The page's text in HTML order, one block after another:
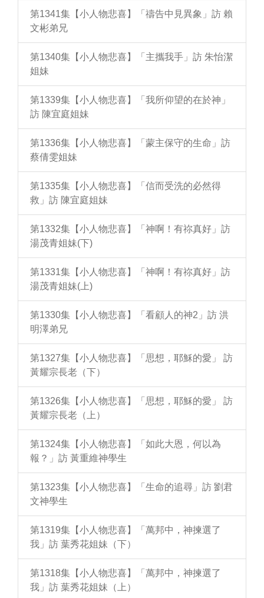
第1341集【小人物悲喜】「禱告中見異象」訪 賴
文彬弟兄
第1340集【小人物悲喜】「主攜我手」訪 朱怡潔
姐妹
第1339集【小人物悲喜】「我所仰望的在於神」
訪 陳宜庭姐妹
第1336集【小人物悲喜】「蒙主保守的生命」訪
蔡倩雯姐妹
第1335集【小人物悲喜】「信而受洗的必然得
救」訪 陳宜庭姐妹
第1332集【小人物悲喜】「神啊！有祢真好」訪
湯茂青姐妹(下)
第1331集【小人物悲喜】「神啊！有祢真好」訪
湯茂青姐妹(上)
第1330集【小人物悲喜】「看顧人的神2」訪 洪
明澤弟兄
第1327集【小人物悲喜】「思想，耶穌的愛」 訪
黃耀宗長老（下）
第1326集【小人物悲喜】「思想，耶穌的愛」 訪
黃耀宗長老（上）
第1324集【小人物悲喜】「如此大恩，何以為
報？」訪 黃重維神學生
第1323集【小人物悲喜】「生命的追尋」訪 劉君
文神學生
第1319集【小人物悲喜】「萬邦中，神揀選了
我」訪 葉秀花姐妹（下）
第1318集【小人物悲喜】「萬邦中，神揀選了
我」訪 葉秀花姐妹（上）